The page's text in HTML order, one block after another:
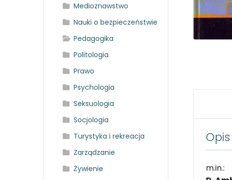
Opis
m.in.:
Medioznawstwo
Nauki o bezpieczeństwie
Pedagogika
Politologia
Prawo
Psychologia
Seksuologia
Socjologia
Turystyka i rekreacja
Zarządzanie
Żywienie